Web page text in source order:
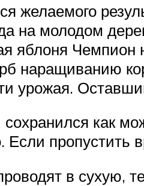
желаемого
на молодом
яблоня Чемпион
наращиванию
урожая.
как
Если пропустить
в сухую,